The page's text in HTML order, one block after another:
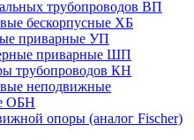
трубопроводов ВП
бескорпусные ХБ
приварные УП
приварные ШП
трубопроводов КН
неподвижные
ОБН
опоры (аналог Fischer)